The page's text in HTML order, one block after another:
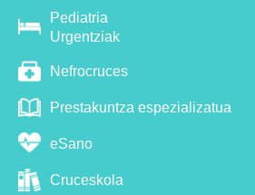
Pediatria
Urgentziak
Nefrocruces
Prestakuntza espezializatua
eSano
Cruceskola